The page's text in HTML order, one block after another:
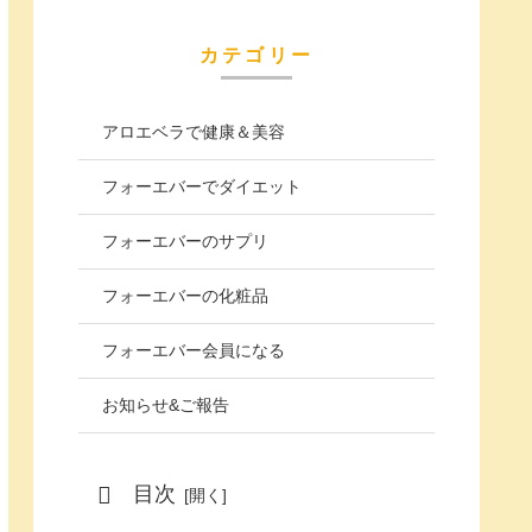
カテゴリー
アロエベラで健康＆美容
フォーエバーでダイエット
フォーエバーのサプリ
フォーエバーの化粧品
フォーエバー会員になる
お知らせ&ご報告
目次